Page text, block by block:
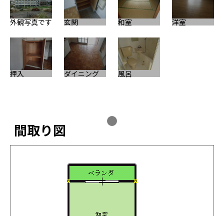
外観写真です 玄関 和室 洋室
押入 ダイニング 風呂
間取り図